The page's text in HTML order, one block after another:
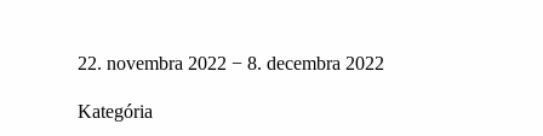
22. novembra 2022 − 8. decembra 2022
Kategória